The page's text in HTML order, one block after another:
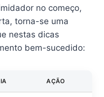
no começo,
torna-se uma
nestas dicas
bem-sucedido:
AÇÃO